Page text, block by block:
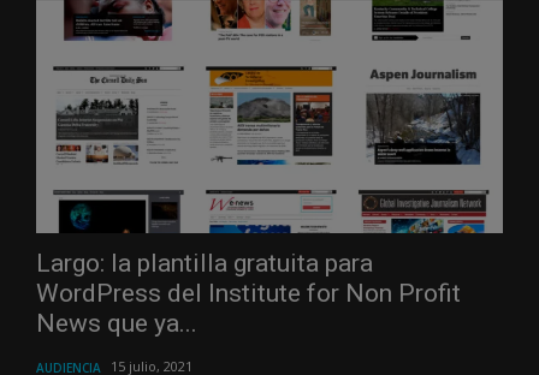
Largo: la plantilla gratuita para
WordPress del Institute for Non Profit
News que ya...
AUDIENCIA 15 julio, 2021